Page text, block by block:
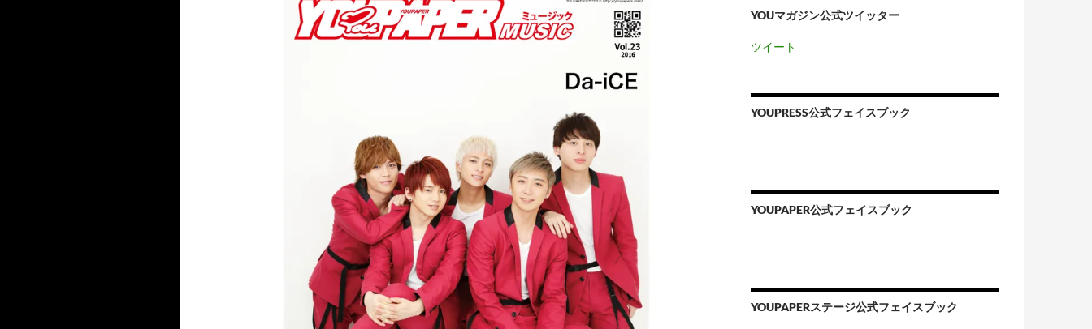
YOUマガジン公式ツイッター
ツイート
YOUPRESS公式フェイスブック
YOUPAPER公式フェイスブック
YOUPAPERステージ公式フェイスブック